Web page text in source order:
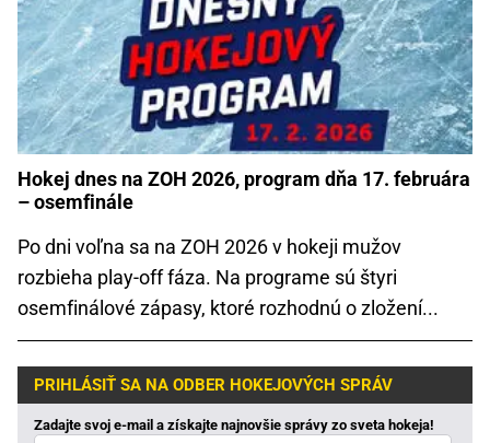
Hokej dnes na ZOH 2026, program dňa 17. februára
– osemfinále
Po dni voľna sa na ZOH 2026 v hokeji mužov
rozbieha play-off fáza. Na programe sú štyri
osemfinálové zápasy, ktoré rozhodnú o zložení...
PRIHLÁSIŤ SA NA ODBER HOKEJOVÝCH SPRÁV
Zadajte svoj e-mail a získajte najnovšie správy zo sveta hokeja!